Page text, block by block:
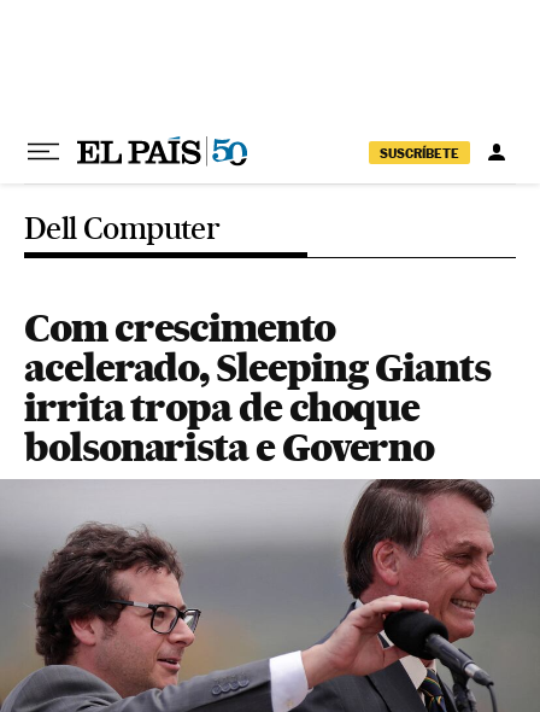
SUSCRÍBETE
Dell Computer
Com crescimento
acelerado, Sleeping Giants
irrita tropa de choque
bolsonarista e Governo